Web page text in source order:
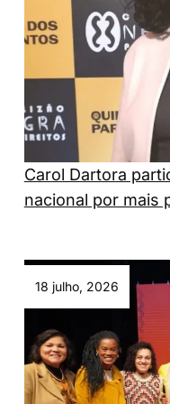
Carol Dartora
nacional por mais
18 julho, 2026